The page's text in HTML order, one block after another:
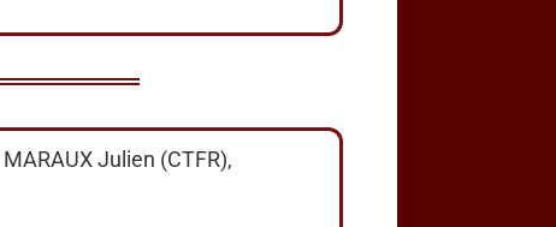
Julien (CTFR),